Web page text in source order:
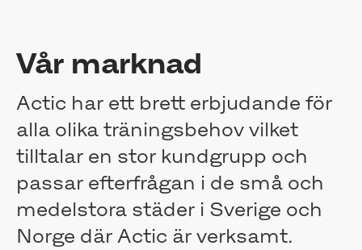
Extra bolagsstämma 2022
Extra bolagsstämma 2022
Extra bolagsstämma 2021
Årsstämma 2021
Årsstämma 2020
Årsstämma 2019
Årsstämma 2018
Årsstämma 2017
Extra bolagsstämma
Styrelsen
Vår marknad
Actic har ett brett erbjudande för
alla olika träningsbehov vilket
tilltalar en stor kundgrupp och
passar efterfrågan i de små och
medelstora städer i Sverige och
Norge där Actic är verksamt.